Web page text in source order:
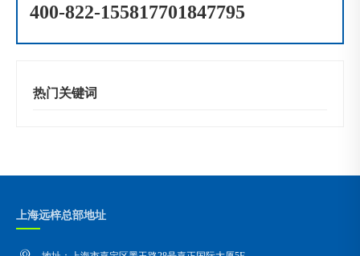
400-822-155817701847795
热门关键词
上海远梓总部地址